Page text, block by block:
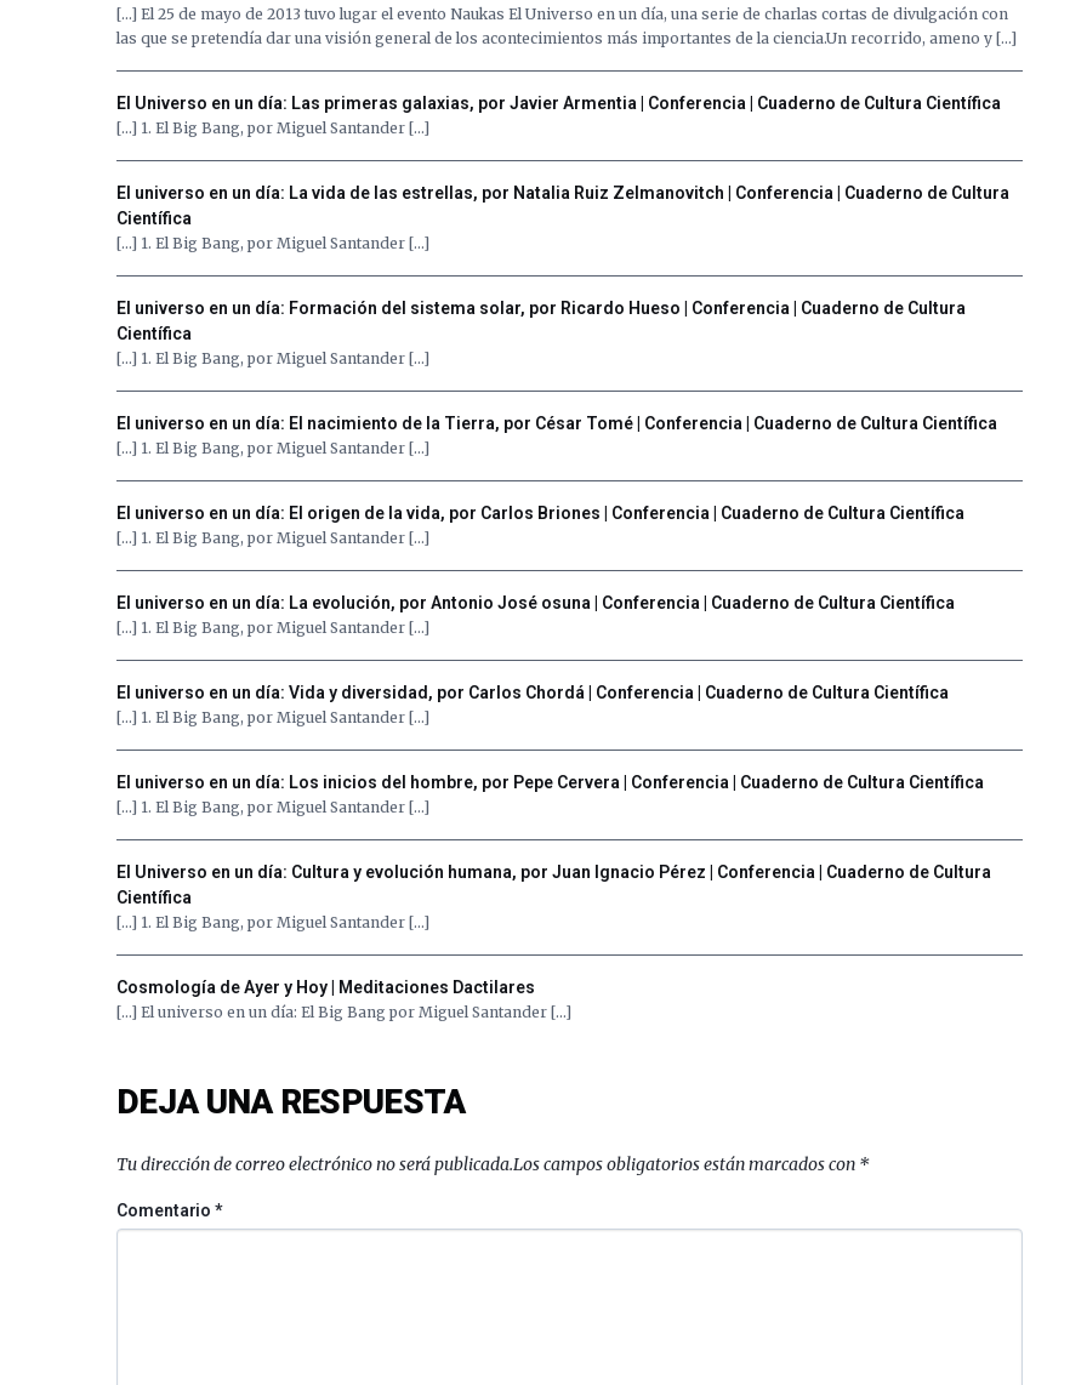
[…] El 25 de mayo de 2013 tuvo lugar el evento Naukas El Universo en un día, una serie de charlas cortas de divulgación con
las que se pretendía dar una visión general de los acontecimientos más importantes de la ciencia.Un recorrido, ameno y […]
El Universo en un día: Las primeras galaxias, por Javier Armentia | Conferencia | Cuaderno de Cultura Científica
[…] 1. El Big Bang, por Miguel Santander […]
El universo en un día: La vida de las estrellas, por Natalia Ruiz Zelmanovitch | Conferencia | Cuaderno de Cultura
Científica
[…] 1. El Big Bang, por Miguel Santander […]
El universo en un día: Formación del sistema solar, por Ricardo Hueso | Conferencia | Cuaderno de Cultura
Científica
[…] 1. El Big Bang, por Miguel Santander […]
El universo en un día: El nacimiento de la Tierra, por César Tomé | Conferencia | Cuaderno de Cultura Científica
[…] 1. El Big Bang, por Miguel Santander […]
El universo en un día: El origen de la vida, por Carlos Briones | Conferencia | Cuaderno de Cultura Científica
[…] 1. El Big Bang, por Miguel Santander […]
El universo en un día: La evolución, por Antonio José osuna | Conferencia | Cuaderno de Cultura Científica
[…] 1. El Big Bang, por Miguel Santander […]
El universo en un día: Vida y diversidad, por Carlos Chordá | Conferencia | Cuaderno de Cultura Científica
[…] 1. El Big Bang, por Miguel Santander […]
El universo en un día: Los inicios del hombre, por Pepe Cervera | Conferencia | Cuaderno de Cultura Científica
[…] 1. El Big Bang, por Miguel Santander […]
El Universo en un día: Cultura y evolución humana, por Juan Ignacio Pérez | Conferencia | Cuaderno de Cultura
Científica
[…] 1. El Big Bang, por Miguel Santander […]
Cosmología de Ayer y Hoy | Meditaciones Dactilares
[…] El universo en un día: El Big Bang por Miguel Santander […]
DEJA UNA RESPUESTA
Tu dirección de correo electrónico no será publicada.Los campos obligatorios están marcados con *
Comentario*